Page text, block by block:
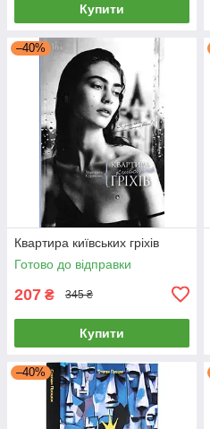
Купити
–40%
Квартира київських гріхів
Готово до відправки
207 ₴ 345 ₴
Купити
–40%